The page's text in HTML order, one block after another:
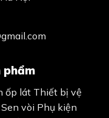
phẩm
ốp lát Thiết bị vệ
Sen vòi Phụ kiện